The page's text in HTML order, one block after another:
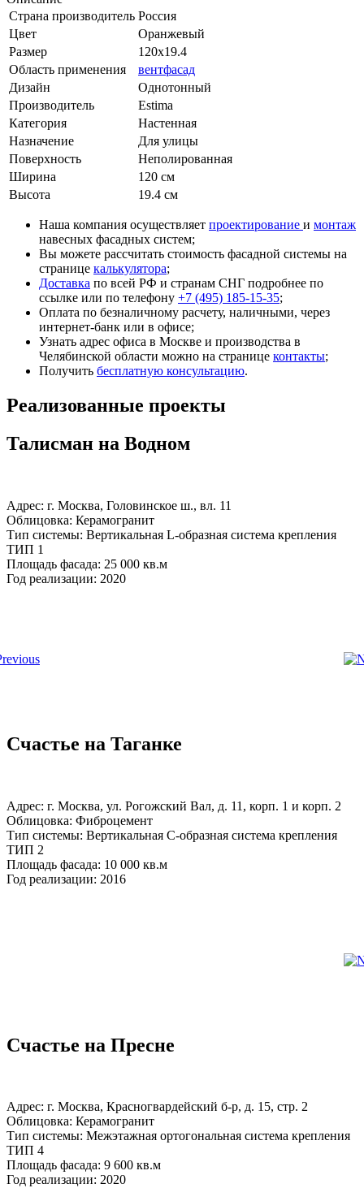
Страна производитель Россия
Цвет
Оранжевый
Размер
120x19.4
Область применения
вентфасад
Дизайн
Однотонный
Производитель
Estima
Категория
Настенная
Назначение
Для улицы
Поверхность
Неполированная
Ширина
120 см
Высота
19.4 см
Наша компания осуществляет проектирование и монтаж
навесных фасадных систем;
Вы можете рассчитать стоимость фасадной системы на
странице калькулятора;
Доставка по всей РФ и странам СНГ подробнее по
ссылке или по телефону +7 (495) 185-15-35;
Оплата по безналичному расчету, наличными, через
интернет-банк или в офисе;
Узнать адрес офиса в Москве и производства в
Челябинской области можно на странице контакты;
Получить бесплатную консультацию.
Реализованные проекты
Талисман на Водном
Адрес: г. Москва, Головинское ш., вл. 11
Облицовка: Керамогранит
Тип системы: Вертикальная L-образная система крепления
ТИП 1
Площадь фасада: 25 000 кв.м
Год реализации: 2020
Счастье на Таганке
Адрес: г. Москва, ул. Рогожский Вал, д. 11, корп. 1 и корп. 2
Облицовка: Фиброцемент
Тип системы: Вертикальная С-образная система крепления
ТИП 2
Площадь фасада: 10 000 кв.м
Год реализации: 2016
Счастье на Пресне
Адрес: г. Москва, Красногвардейский б-р, д. 15, стр. 2
Облицовка: Керамогранит
Тип системы: Межэтажная ортогональная система крепления
ТИП 4
Площадь фасада: 9 600 кв.м
Год реализации: 2020